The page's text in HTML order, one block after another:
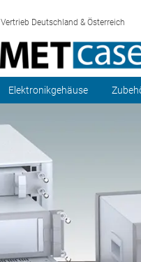
Vertrieb Deutschland & Österreich
Elektronikgehäuse